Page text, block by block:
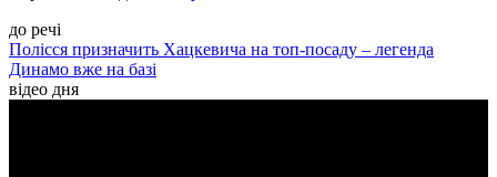
до речі
Полісся призначить Хацкевича на топ-посаду – легенда
Динамо вже на базі
відео дня